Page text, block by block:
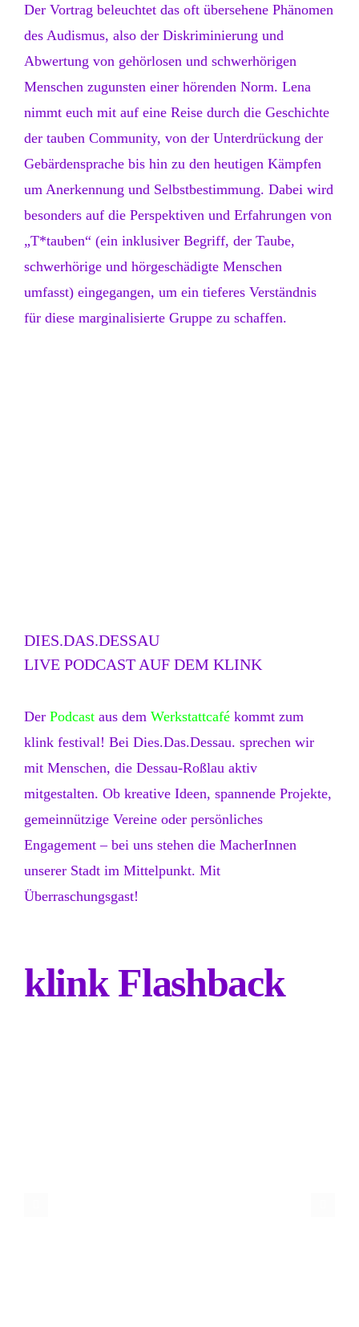
Der Vortrag beleuchtet das oft übersehene Phänomen
des Audismus, also der Diskriminierung und
Abwertung von gehörlosen und schwerhörigen
Menschen zugunsten einer hörenden Norm. Lena
nimmt euch mit auf eine Reise durch die Geschichte
der tauben Community, von der Unterdrückung der
Gebärdensprache bis hin zu den heutigen Kämpfen
um Anerkennung und Selbstbestimmung. Dabei wird
besonders auf die Perspektiven und Erfahrungen von
„T*tauben“ (ein inklusiver Begriff, der Taube,
schwerhörige und hörgeschädigte Menschen
umfasst) eingegangen, um ein tieferes Verständnis
für diese marginalisierte Gruppe zu schaffen.
DIES.DAS.DESSAU
LIVE PODCAST AUF DEM KLINK
Der Podcastaus dem Werkstattcafékommt zum
klink festival! Bei Dies.Das.Dessau. sprechen wir
mit Menschen, die Dessau-Roßlau aktiv
mitgestalten. Ob kreative Ideen, spannende Projekte,
gemeinnützige Vereine oder persönliches
Engagement – bei uns stehen die MacherInnen
unserer Stadt im Mittelpunkt. Mit
Überraschungsgast!
klink Flashback